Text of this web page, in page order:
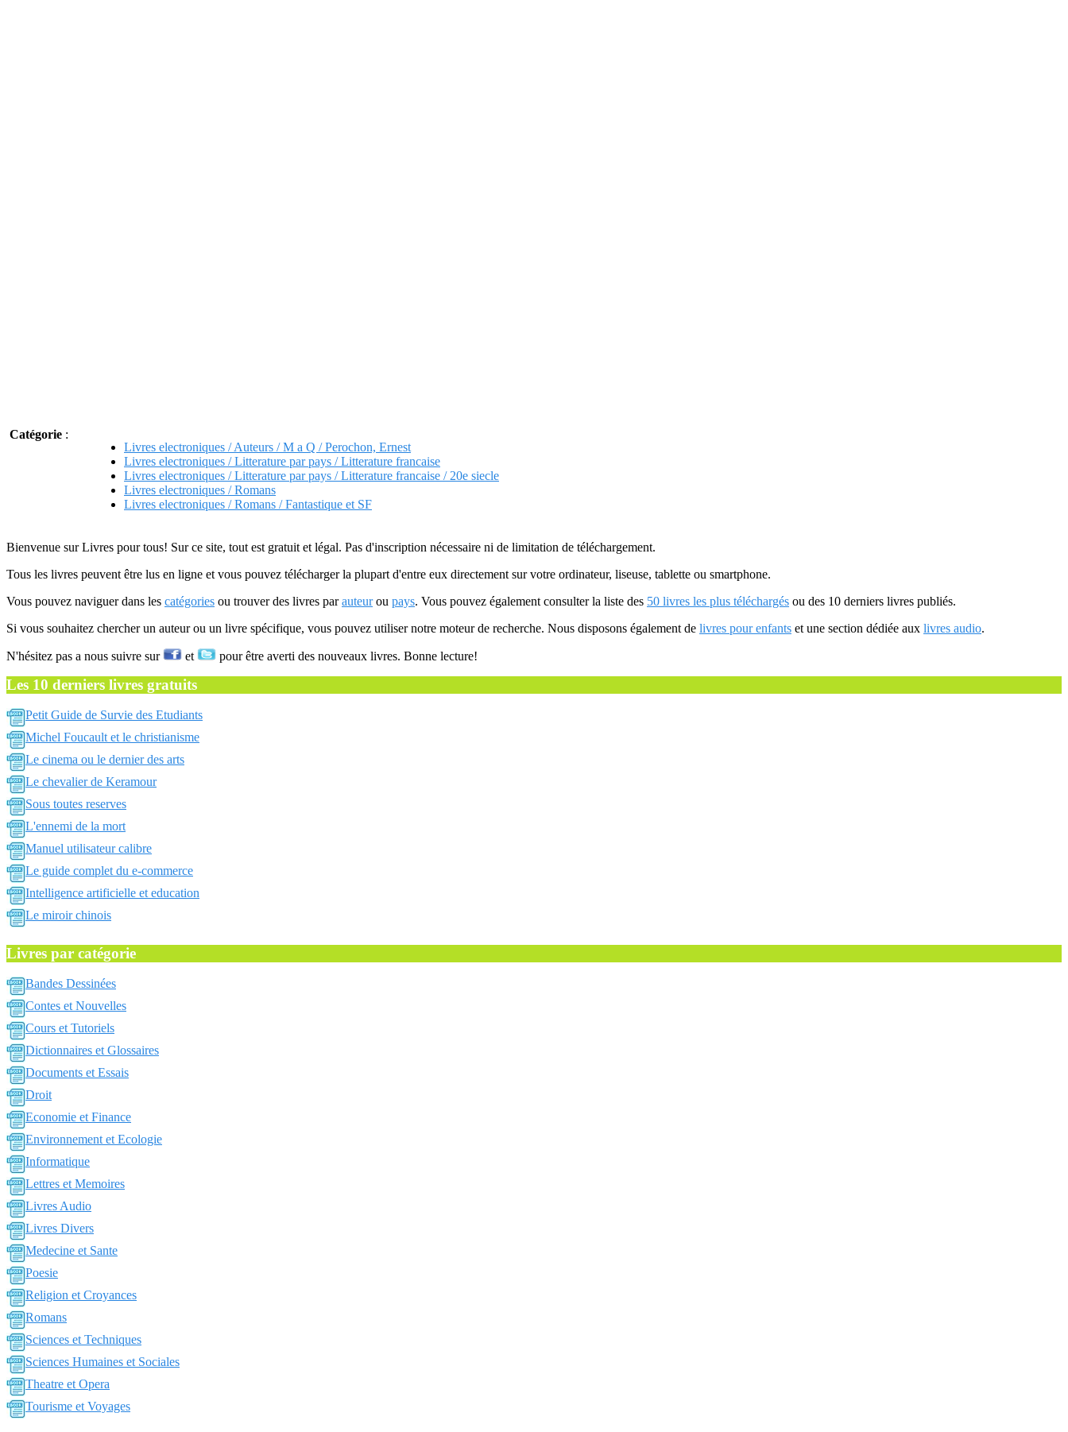
Catégorie :
Livres electroniques / Auteurs / M a Q / Perochon, Ernest
Livres electroniques / Litterature par pays / Litterature francaise
Livres electroniques / Litterature par pays / Litterature francaise / 20e siecle
Livres electroniques / Romans
Livres electroniques / Romans / Fantastique et SF
Bienvenue sur Livres pour tous! Sur ce site, tout est gratuit et légal. Pas d'inscription nécessaire ni de limitation de téléchargement.
Tous les livres peuvent être lus en ligne et vous pouvez télécharger la plupart d'entre eux directement sur votre ordinateur, liseuse, tablette ou smartphone.
Vous pouvez naviguer dans les catégories ou trouver des livres parauteurou pays. Vous pouvez également consulter la liste des 50 livres les plus téléchargés ou des 10 derniers livres publiés.
Si vous souhaitez chercher un auteur ou un livre spécifique, vous pouvez utiliser notre moteur de recherche. Nous disposons également de livres pour enfants et une section dédiée aux livres audio.
N'hésitez pas a nous suivre sur et pour être averti des nouveaux livres. Bonne lecture!
Les 10 derniers livres gratuits
Petit Guide de Survie des Etudiants
Michel Foucault et le christianisme
Le cinema ou le dernier des arts
Le chevalier de Keramour
Sous toutes reserves
L'ennemi de la mort
Manuel utilisateur calibre
Le guide complet du e-commerce
Intelligence artificielle et education
Le miroir chinois
Livres par catégorie
Bandes Dessinées
Contes et Nouvelles
Cours et Tutoriels
Dictionnaires et Glossaires
Documents et Essais
Droit
Economie et Finance
Environnement et Ecologie
Informatique
Lettres et Memoires
Livres Audio
Livres Divers
Medecine et Sante
Poesie
Religion et Croyances
Romans
Sciences et Techniques
Sciences Humaines et Sociales
Theatre et Opera
Tourisme et Voyages